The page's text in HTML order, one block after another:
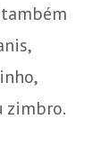
zimbro.